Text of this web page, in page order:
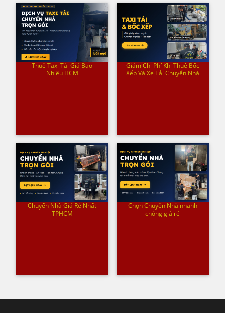
Thuê Taxi Tải Giá Bao
Nhiêu HCM
Giảm Chi Phí Khi Thuê Bốc
Xếp Và Xe Tải Chuyển Nhà
Chuyển Nhà Giá Rẻ Nhất
TPHCM
Chọn Chuyển Nhà nhanh
chóng giá rẻ